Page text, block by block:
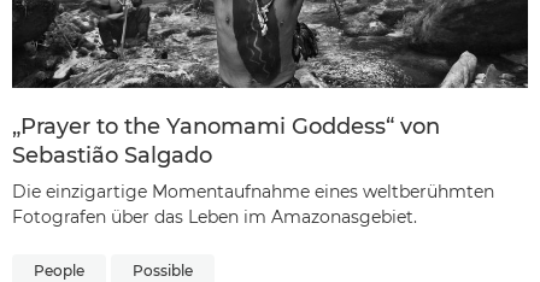
„Prayer to the Yanomami Goddess“ von
Sebastião Salgado
Die einzigartige Momentaufnahme eines weltberühmten
Fotografen über das Leben im Amazonasgebiet.
People Possible